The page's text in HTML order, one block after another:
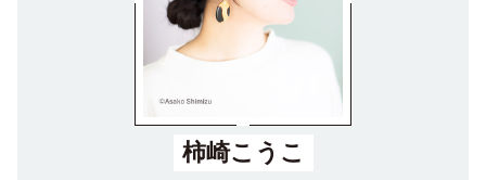
柿崎こうこ